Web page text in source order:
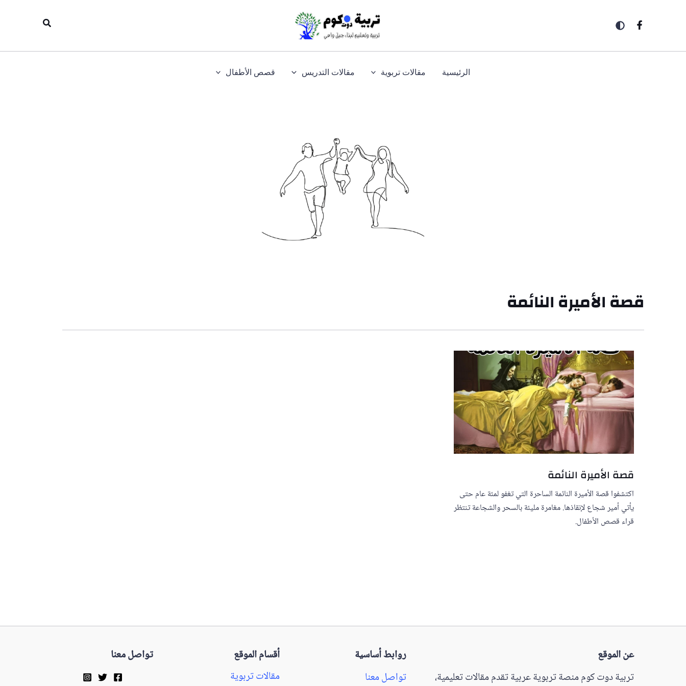
الرئيسية مقالات تربوية مقالات التدريس قصص الأطفال
قصة الأميرة النائمة
قصة الأميرة النائمة
اكتشفوا قصة الأميرة النائمة الساحرة التي تغفو لمئة عام حتى
يأتي أمير شجاع لإنقاذها. مغامرة مليئة بالسحر والشجاعة تنتظر
قراء قصص الأطفال.
عن الموقع
تربية دوت كوم منصة تربوية عربية تقدم مقالات تعليمية،
روابط أساسية
تواصل معنا
أقسام الموقع
مقالات تربوية
تواصل معنا